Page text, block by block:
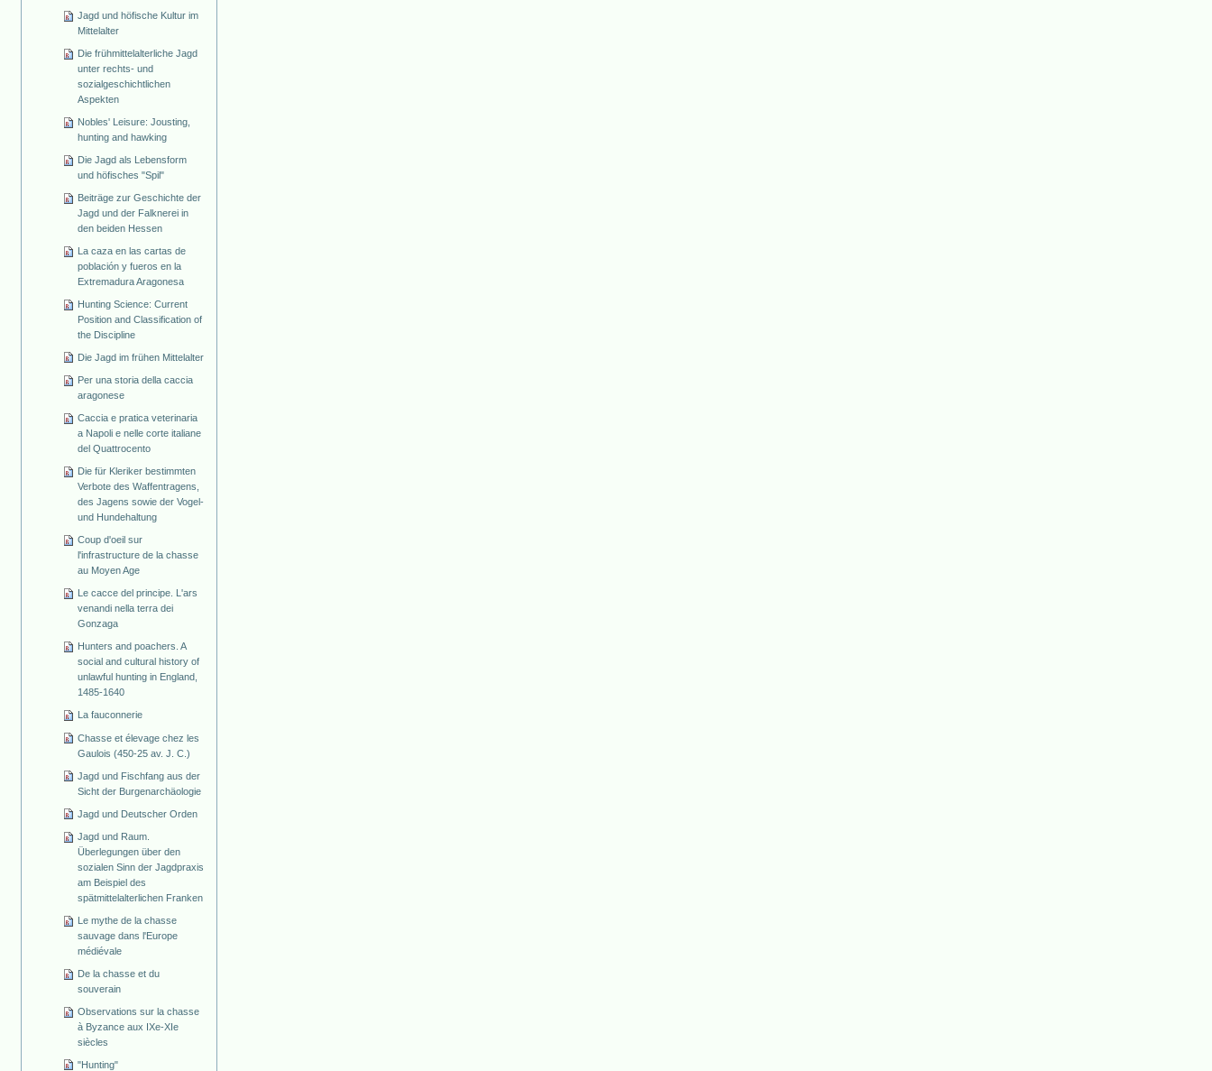
Jagd und höfische Kultur im
Mittelalter
Die frühmittelalterliche Jagd
unter rechts- und
sozialgeschichtlichen
Aspekten
Nobles' Leisure: Jousting,
hunting and hawking
Die Jagd als Lebensform
und höfisches "Spil"
Beiträge zur Geschichte der
Jagd und der Falknerei in
den beiden Hessen
La caza en las cartas de
población y fueros en la
Extremadura Aragonesa
Hunting Science: Current
Position and Classification of
the Discipline
Die Jagd im frühen Mittelalter
Per una storia della caccia
aragonese
Caccia e pratica veterinaria
a Napoli e nelle corte italiane
del Quattrocento
Die für Kleriker bestimmten
Verbote des Waffentragens,
des Jagens sowie der Vogel-
und Hundehaltung
Coup d'oeil sur
l'infrastructure de la chasse
au Moyen Age
Le cacce del principe. L'ars
venandi nella terra dei
Gonzaga
Hunters and poachers. A
social and cultural history of
unlawful hunting in England,
1485-1640
La fauconnerie
Chasse et élevage chez les
Gaulois (450-25 av. J. C.)
Jagd und Fischfang aus der
Sicht der Burgenarchäologie
Jagd und Deutscher Orden
Jagd und Raum.
Überlegungen über den
sozialen Sinn der Jagdpraxis
am Beispiel des
spätmittelalterlichen Franken
Le mythe de la chasse
sauvage dans l'Europe
médiévale
De la chasse et du
souverain
Observations sur la chasse
à Byzance aux IXe-XIe
siècles
"Hunting"